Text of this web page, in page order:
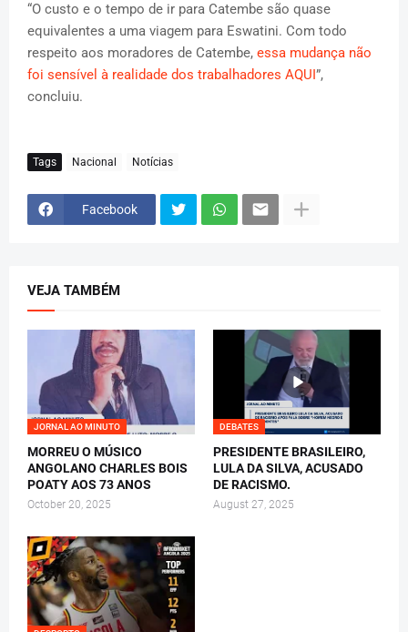
“O custo e o tempo de ir para Catembe são quase
equivalentes a uma viagem para Eswatini. Com todo
respeito aos moradores de Catembe, essa mudança não
foi sensível à realidade dos trabalhadores AQUI”,
concluiu.
Tags Nacional Notícias
Facebook
VEJA TAMBÉM
JORNAL AO MINUTO
MORREU O MÚSICO
ANGOLANO CHARLES BOIS
POATY AOS 73 ANOS
October 20, 2025
DEBATES
PRESIDENTE BRASILEIRO,
LULA DA SILVA, ACUSADO
DE RACISMO.
August 27, 2025